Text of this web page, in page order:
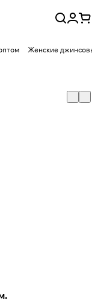
Женские